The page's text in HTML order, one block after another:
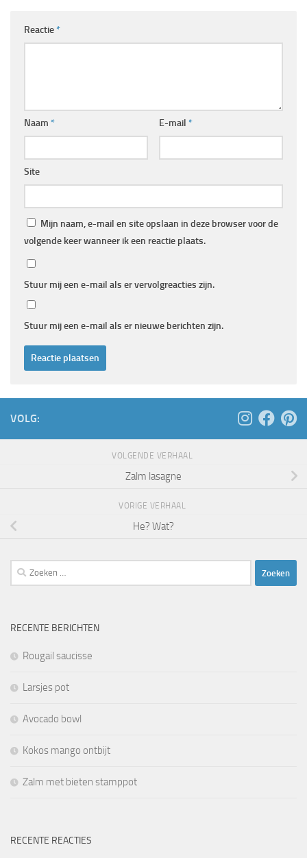
Reactie*
Naam * E-mail *
Site
Mijn naam, e-mail en site opslaan in deze browser voor de
volgende keer wanneer ik een reactie plaats.
Stuur mij een e-mail als er vervolgreacties zijn.
Stuur mij een e-mail als er nieuwe berichten zijn.
VOLG:
VOLGENDE VERHAAL
Zalm lasagne
VORIGE VERHAAL
He? Wat?
Zoeken
naar:
RECENTE BERICHTEN
Rougail saucisse
Larsjes pot
Avocado bowl
Kokos mango ontbijt
Zalm met bieten stamppot
RECENTE REACTIES